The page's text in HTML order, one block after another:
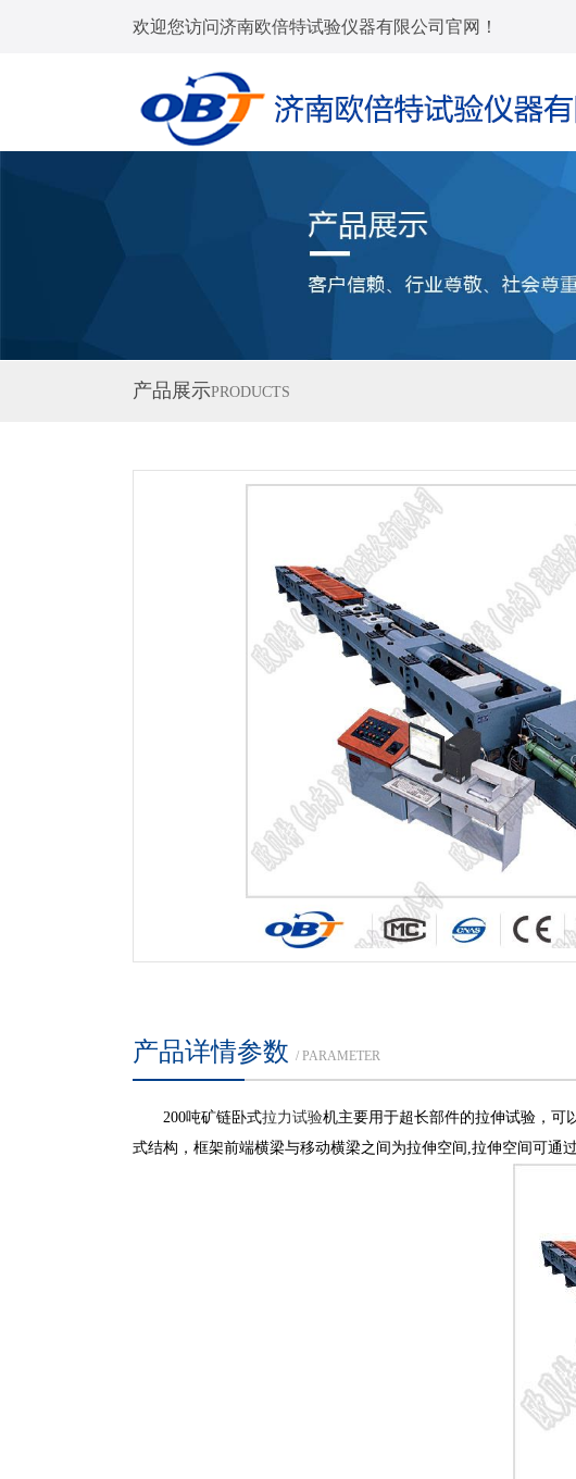
欢迎您访问济南欧倍特试验仪器有限公司官网！
产品展示PRODUCTS
产品详情参数 / PARAMETER
200吨矿链卧式拉力试验机主要用于超长部件的拉伸试验，可
式结构，框架前端横梁与移动横梁之间为拉伸空间 ,拉伸空间可通